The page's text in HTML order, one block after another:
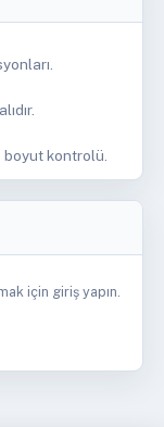
boyut kontrolü.
için giriş yapın.